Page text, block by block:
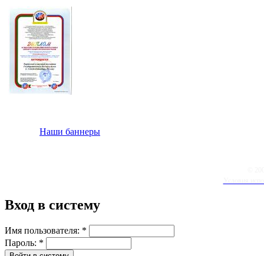
Наши баннеры
Вход в систему
Имя пользователя: *
Пароль: *